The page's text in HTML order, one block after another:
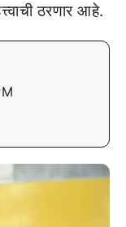
ठरणार आहे.